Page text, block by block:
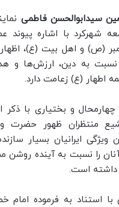
سیدابوالحسن فاطمی
شهرکرد با اشاره پیوند
(ص) و اهل بیت (ع)،
به دین، ارزش‌ها و
اطهار (ع) زعامت دارد.
و بختیاری با ذکر
منتظران ظهور حضرت
ویژگی ایرانیان بسیار
را نسبت به آینده روشن
داشته است.
استناد به فرموده امام